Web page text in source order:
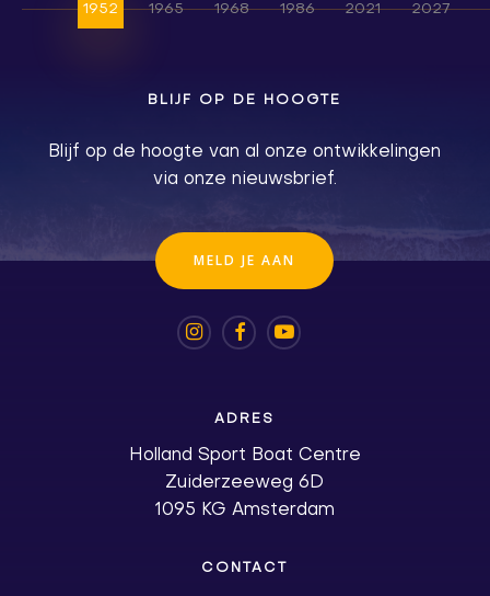
1952 1965 1968 1986 2021 2027
BLIJF OP DE HOOGTE
Blijf op de hoogte van al onze ontwikkelingen
via onze nieuwsbrief.
MELD JE AAN
ADRES
Holland Sport Boat Centre
Zuiderzeeweg 6D
1095 KG Amsterdam
CONTACT